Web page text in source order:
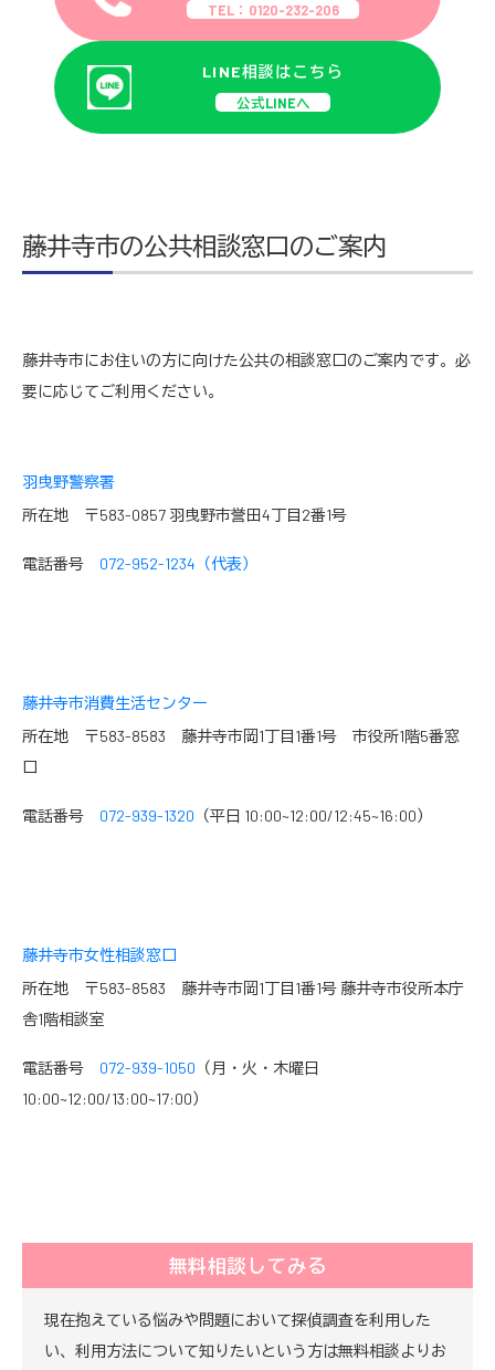
TEL：0120-232-206
LINE相談はこちら
公式LINEへ
藤井寺市の公共相談窓口のご案内
藤井寺市にお住いの方に向けた公共の相談窓口のご案内です。必
要に応じてご利用ください。
羽曳野警察署
所在地 〒583-0857 羽曳野市誉田4丁目2番1号
電話番号 072-952-1234（代表）
藤井寺市消費生活センター
所在地 〒583-8583 藤井寺市岡1丁目1番1号 市役所1階5番窓
口
電話番号 072-939-1320 （平日 10:00~12:00/12:45~16:00）
藤井寺市女性相談窓口
所在地 〒583-8583 藤井寺市岡1丁目1番1号 藤井寺市役所本庁
舎1階相談室
電話番号 072-939-1050 （月・火・木曜日
10:00~12:00/13:00~17:00）
無料相談してみる
現在抱えている悩みや問題において探偵調査を利用した
い、利用方法について知りたいという方は無料相談よりお